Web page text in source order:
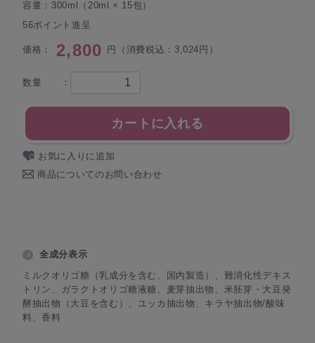
容量：300ml（20ml × 15包）
56ポイント進呈
価格： 2,800 円（消費税込：3,024円）
数量 ：
カートに入れる
お気に入りに追加
商品についてのお問い合わせ
全成分表示
ミルクオリゴ糖（乳成分を含む、国内製造）、難消化性デキス
トリン、ガラクトオリゴ糖液糖、麦芽抽出物、米胚芽・大豆発
酵抽出物（大豆を含む）、ユッカ抽出物、キラヤ抽出物/酸味
料、香料